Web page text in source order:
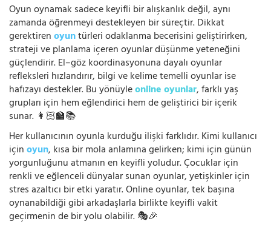
Oyun oynamak sadece keyifli bir alışkanlık değil, aynı
zamanda öğrenmeyi destekleyen bir süreçtir. Dikkat
gerektirenoyuntürleri odaklanma becerisini geliştirirken,
strateji ve planlama içeren oyunlar düşünme yeteneğini
güçlendirir. El–göz koordinasyonuna dayalı oyunlar
refleksleri hızlandırır, bilgi ve kelime temelli oyunlar ise
hafızayı destekler. Bu yönüyleonline oyunlar, farklı yaş
grupları için hem eğlendirici hem de geliştirici bir içerik
sunar. 👩🏻‍🏫📚
Her kullanıcının oyunla kurduğu ilişki farklıdır. Kimi kullanıcı
içinoyun, kısa bir mola anlamına gelirken; kimi için günün
yorgunluğunu atmanın en keyifli yoludur. Çocuklar için
renkli ve eğlenceli dünyalar sunan oyunlar, yetişkinler için
stres azaltıcı bir etki yaratır. Online oyunlar, tek başına
oynanabildiği gibi arkadaşlarla birlikte keyifli vakit
geçirmenin de bir yolu olabilir. 🎭🎉